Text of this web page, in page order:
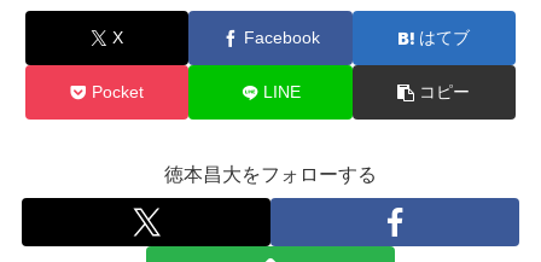
X Facebook はてブ
Pocket LINE コピー
徳本昌大をフォローする